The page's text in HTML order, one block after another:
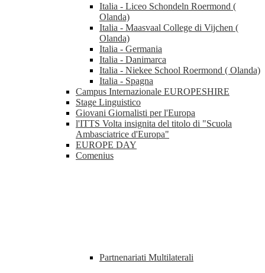
Italia - Liceo Schondeln Roermond (
Olanda)
Italia - Maasvaal College di Vijchen (
Olanda)
Italia - Germania
Italia - Danimarca
Italia - Niekee School Roermond ( Olanda)
Italia - Spagna
Campus Internazionale EUROPESHIRE
Stage Linguistico
Giovani Giornalisti per l'Europa
l'ITTS Volta insignita del titolo di "Scuola
Ambasciatrice d'Europa"
EUROPE DAY
Comenius
Partnenariati Multilaterali